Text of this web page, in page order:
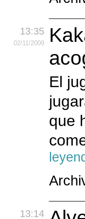
13:35
02/11/2009
El
que
13:14